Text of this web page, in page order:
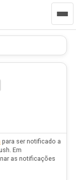
para ser notificado a
Em
as notificações